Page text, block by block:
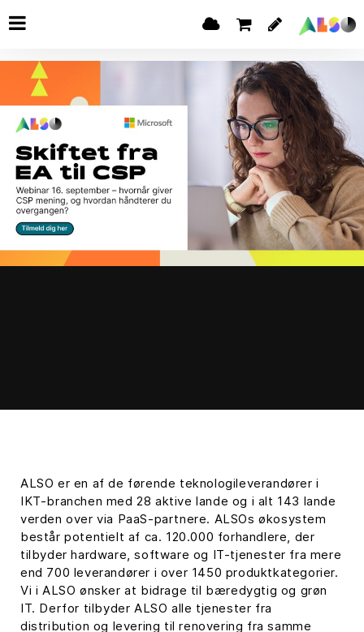
ALSO er en af de førende teknologileverandører i
IKT-branchen med 28 aktive lande og i alt 143 lande
verden over via PaaS-partnere. ALSOs økosystem
består potentielt af ca. 120.000 forhandlere, der
tilbyder hardware, software og IT-tjenester fra mere
end 700 leverandører i over 1450 produktkategorier.
Vi i ALSO ønsker at bidrage til bæredygtig og grøn
IT. Derfor tilbyder ALSO alle tjenester fra
distribution og levering til renovering fra samme